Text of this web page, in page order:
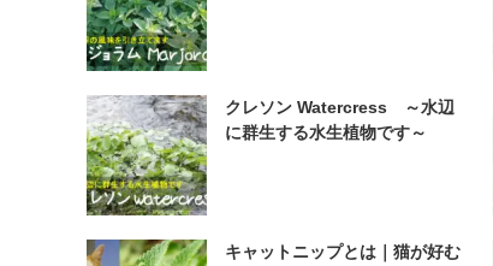
クレソン Watercress ～水辺
に群生する水生植物です～
キャットニップとは｜猫が好む